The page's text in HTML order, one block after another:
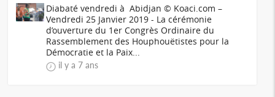
Diabaté vendredi à Abidjan © Koaci.com –
Vendredi 25 Janvier 2019 - La cérémonie
d’ouverture du 1er Congrès Ordinaire du
Rassemblement des Houphouëtistes pour la
Démocratie et la Paix...
il y a 7 ans